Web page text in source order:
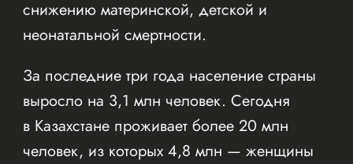
снижению материнской, детской и
неонатальной смертности.
За последние три года население страны
выросло на 3,1 млн человек. Сегодня
в Казахстане проживает более 20 млн
человек, из которых 4,8 млн — женщины